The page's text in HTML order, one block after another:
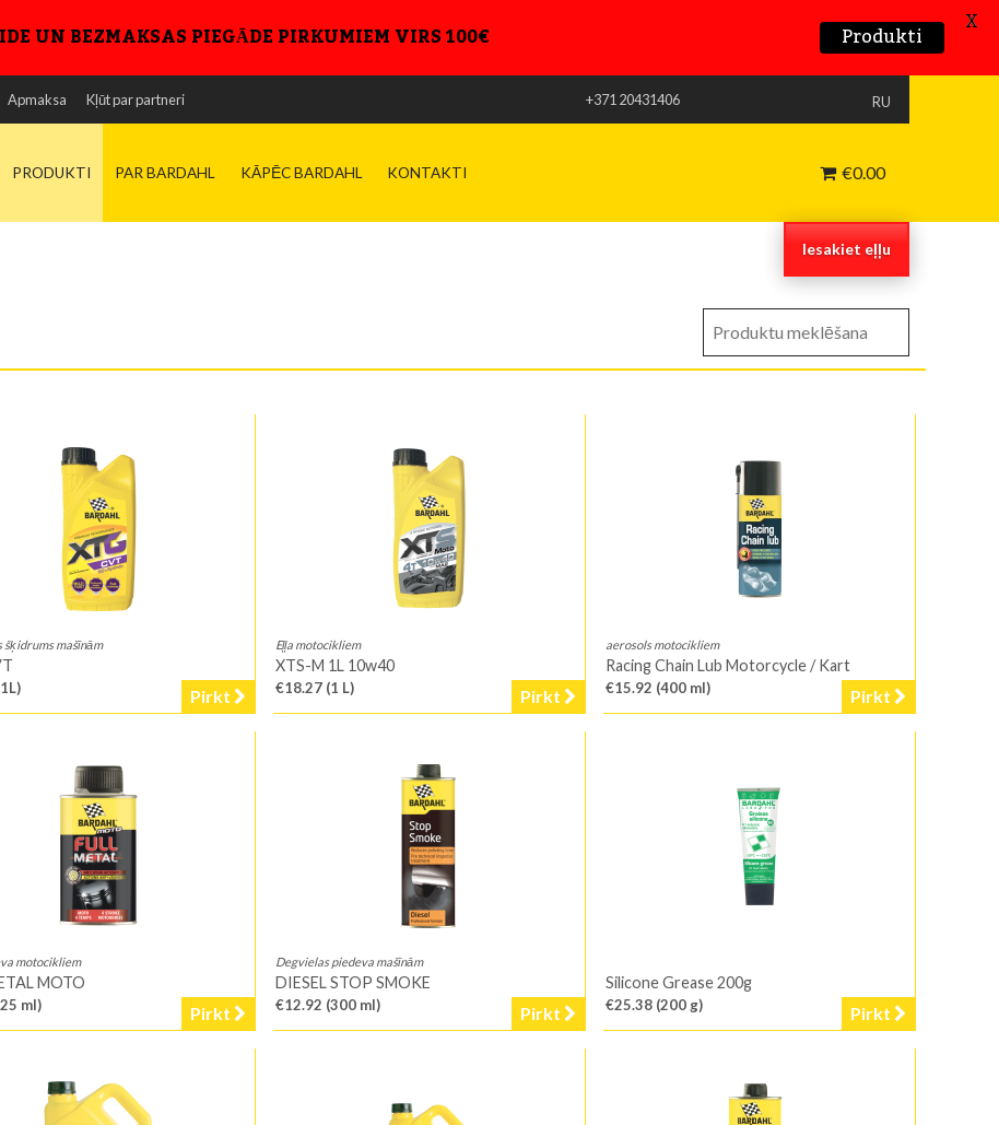
Apmaksa Kļūt par partneri +371 20431406 RU
Iesakiet eļļu
PRODUKTI PAR BARDAHL KĀPĒC BARDAHL KONTAKTI €0.00
šķidrums mašīnām
Pirkt
Eļļa motocikliem
XTS-M 1L 10w40
€18.27 (1 L) Pirkt
aerosols motocikliem
Racing Chain Lub Motorcycle / Kart
€15.92 (400 ml) Pirkt
motocikliem
MOTO
ml) Pirkt
Degvielas piedeva mašīnām
DIESEL STOP SMOKE
€12.92 (300 ml) Pirkt
Silicone Grease 200g
€25.38 (200 g) Pirkt
UN BEZMAKSAS PIEGĀDE PIRKUMIEM VIRS 100€ Produkti X